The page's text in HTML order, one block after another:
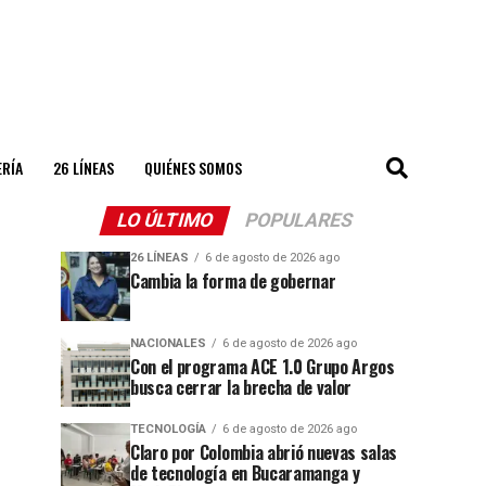
26 LÍNEAS QUIÉNES SOMOS
LO ÚLTIMO POPULARES
26 LÍNEAS 6 de agosto de 2026 ago
Cambia la forma de gobernar
NACIONALES 6 de agosto de 2026 ago
Con el programa ACE 1.0 Grupo Argos
busca cerrar la brecha de valor
TECNOLOGÍA 6 de agosto de 2026 ago
Claro por Colombia abrió nuevas salas
de tecnología en Bucaramanga y